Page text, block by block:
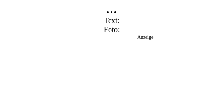
Text
Foto
Anzeige